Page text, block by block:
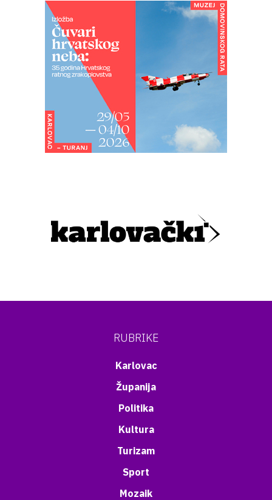
RUBRIKE
Karlovac
Županija
Politika
Kultura
Turizam
Sport
Mozaik